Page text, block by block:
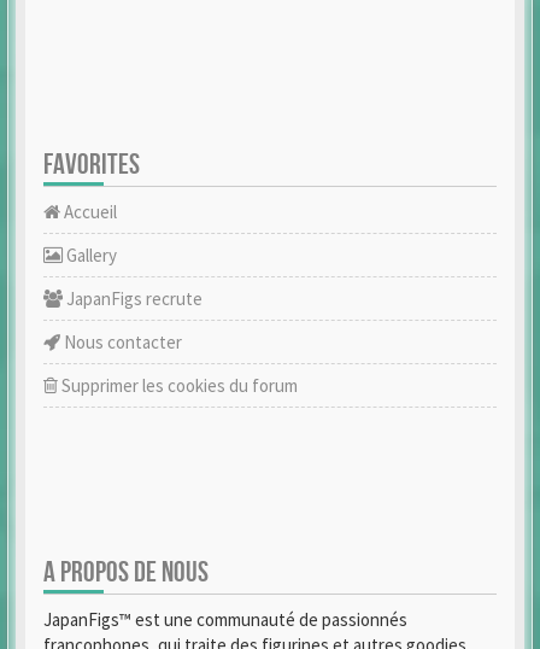
FAVORITES
Accueil
Gallery
JapanFigs recrute
Nous contacter
Supprimer les cookies du forum
A PROPOS DE NOUS
JapanFigs™ est une communauté de passionnés